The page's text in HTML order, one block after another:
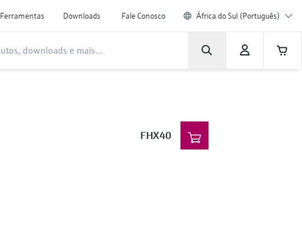
Ferramentas Downloads Fale Conosco África do Sul (Português)
FHX40